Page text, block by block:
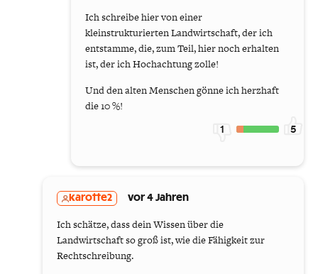
Ich schreibe hier von einer
kleinstrukturierten Landwirtschaft, der ich
entstamme, die, zum Teil, hier noch erhalten
ist, der ich Hochachtung zolle!
Und den alten Menschen gönne ich herzhaft
die 10 %!
1 5
karotte2 vor 4 Jahren
Ich schätze, dass dein Wissen über die
Landwirtschaft so groß ist, wie die Fähigkeit zur
Rechtschreibung.